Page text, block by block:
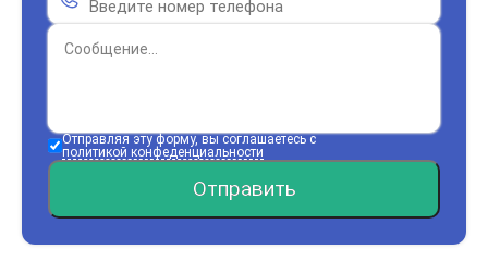
Отправляя эту форму, вы соглашаетесь с
политикой конфеденциальности
Отправить